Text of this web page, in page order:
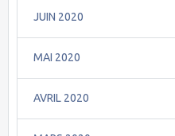
JUIN 2020
MAI 2020
AVRIL 2020